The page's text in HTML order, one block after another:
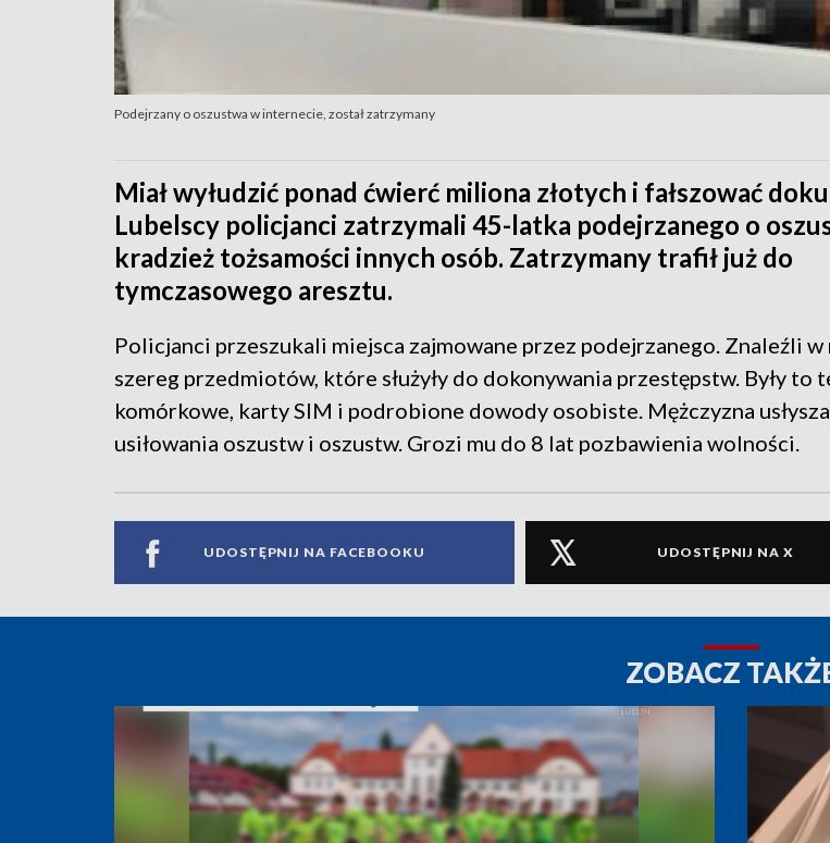
Podejrzany o oszustwa w internecie, został zatrzymany
Miał wyłudzić ponad ćwierć miliona złotych i fałszować
Lubelscy policjanci zatrzymali 45-latka podejrzanego o
kradzież tożsamości innych osób. Zatrzymany trafił już do
tymczasowego aresztu.
Policjanci przeszukali miejsca zajmowane przez podejrzanego. Znaleźli w
szereg przedmiotów, które służyły do dokonywania przestępstw. Były to
komórkowe, karty SIM i podrobione dowody osobiste. Mężczyzna
usiłowania oszustw i oszustw. Grozi mu do 8 lat pozbawienia wolności.
UDOSTĘPNIJ NA FACEBOOKU UDOSTĘPNIJ NA X
ZOBACZ